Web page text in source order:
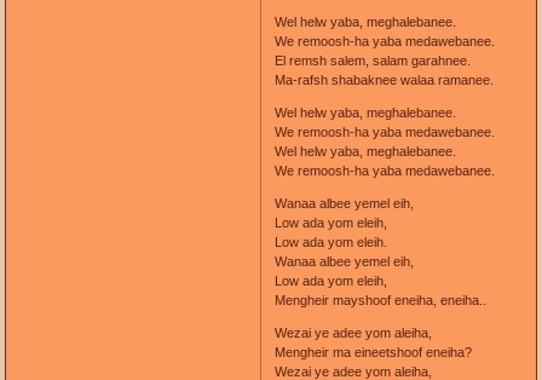
Wel helw yaba, meghalebanee.
We remoosh-ha yaba medawebanee.
El remsh salem, salam garahnee.
Ma-rafsh shabaknee walaa ramanee.
Wel helw yaba, meghalebanee.
We remoosh-ha yaba medawebanee.
Wel helw yaba, meghalebanee.
We remoosh-ha yaba medawebanee.
Wanaa albee yemel eih,
Low ada yom eleih,
Low ada yom eleih.
Wanaa albee yemel eih,
Low ada yom eleih,
Mengheir mayshoof eneiha, eneiha..
Wezai ye adee yom aleiha,
Mengheir ma eineetshoof eneiha?
Wezai ye adee yom aleiha,